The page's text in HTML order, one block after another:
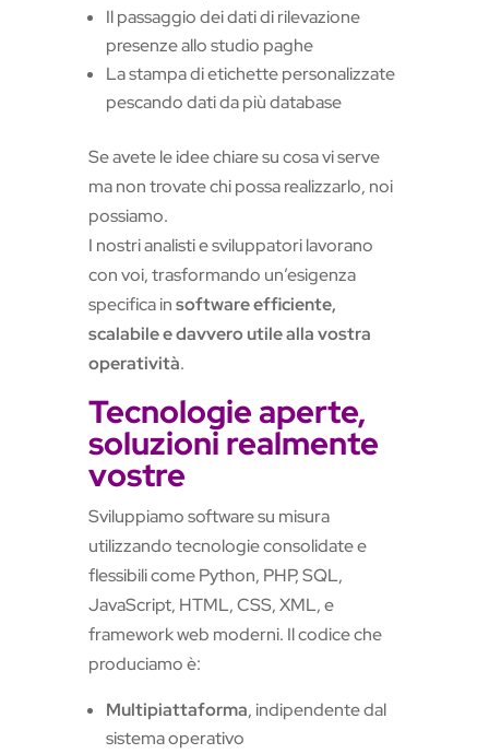
Il passaggio dei dati di rilevazione
presenze allo studio paghe
La stampa di etichette personalizzate
pescando dati da più database
Se avete le idee chiare su cosa vi serve
ma non trovate chi possa realizzarlo, noi
possiamo.
I nostri analisti e sviluppatori lavorano
con voi, trasformando un’esigenza
specifica insoftware efficiente,
scalabile e davvero utile alla vostra
operatività.
Tecnologie aperte,
soluzioni realmente
vostre
Sviluppiamo software su misura
utilizzando tecnologie consolidate e
flessibili come Python, PHP, SQL,
JavaScript, HTML, CSS, XML, e
framework web moderni. Il codice che
produciamo è:
Multipiattaforma, indipendente dal
sistema operativo